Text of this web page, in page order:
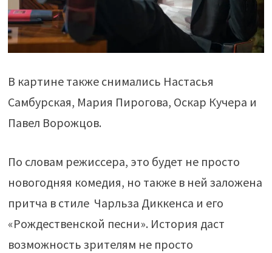
В картине также снимались Настасья
Самбурская, Мария Пирогова, Оскар Кучера и
Павел Ворожцов.
По словам режиссера, это будет не просто
новогодняя комедия, но также в ней заложена
притча в стиле Чарльза Диккенcа и его
«Рождественской песни». История даст
возможность зрителям не просто